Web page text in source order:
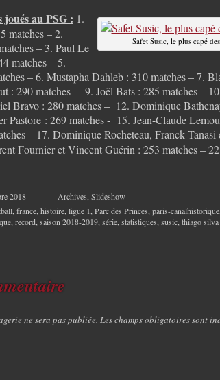
Safet Susic, le plus capé
joués au PSG : 1.
matches – 2.
– 3. Paul Le
matches – 5.
– 6. Mustapha Dahleb : 310 matches – 7.
: 290 matches – 9. Joël Bats : 285 matches –
Bravo : 280 matches – 12. Dominique
Pastore : 269 matches - 15. Jean-Claude
– 17. Dominique Rocheteau, Franck
Fournier et Vincent Guérin : 253 matches –
2018 Archives Slideshow
france histoire ligue 1 Parc des Princes paris-canalhistorique
record saison 2018-2019 série statistiques susic thiago silva
ne sera pas publiée. Les champs obligatoires sont